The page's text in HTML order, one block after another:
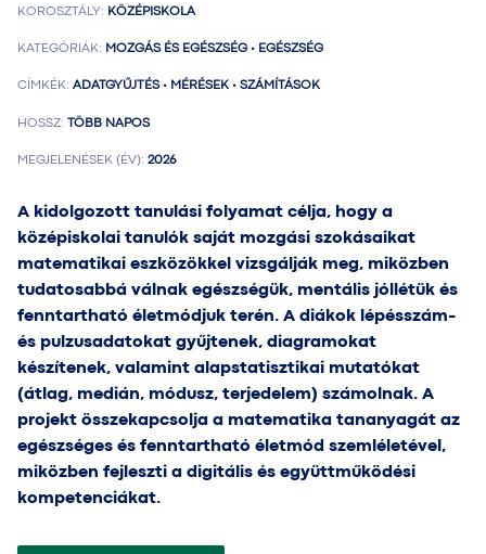
KOROSZTÁLY: KÖZÉPISKOLA
KATEGÓRIÁK: MOZGÁS ÉS EGÉSZSÉG • EGÉSZSÉG
CÍMKÉK: ADATGYŰJTÉS • MÉRÉSEK • SZÁMÍTÁSOK
HOSSZ: TÖBB NAPOS
MEGJELENÉSEK (ÉV): 2026
A kidolgozott tanulási folyamat célja, hogy a
középiskolai tanulók saját mozgási szokásaikat
matematikai eszközökkel vizsgálják meg, miközben
tudatosabbá válnak egészségük, mentális jóllétük és
fenntartható életmódjuk terén. A diákok lépésszám-
és pulzusadatokat gyűjtenek, diagramokat
készítenek, valamint alapstatisztikai mutatókat
(átlag, medián, módusz, terjedelem) számolnak. A
projekt összekapcsolja a matematika tananyagát az
egészséges és fenntartható életmód szemléletével,
miközben fejleszti a digitális és együttműködési
kompetenciákat.